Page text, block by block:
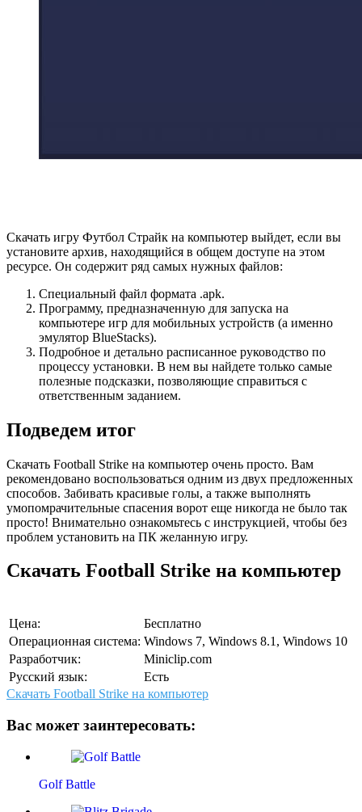
Скачать игру Футбол Страйк на компьютер выйдет, если вы
установите архив, находящийся в общем доступе на этом
ресурсе. Он содержит ряд самых нужных файлов:
Специальный файл формата .apk.
Программу, предназначенную для запуска на
компьютере игр для мобильных устройств (а именно
эмулятор BlueStacks).
Подробное и детально расписанное руководство по
процессу установки. В нем вы найдете только самые
полезные подсказки, позволяющие справиться с
ответственным заданием.
Подведем итог
Скачать Football Strike на компьютер очень просто. Вам
рекомендовано воспользоваться одним из двух предложенных
способов. Забивать красивые голы, а также выполнять
умопомрачительные спасения ворот еще никогда не было так
просто! Внимательно ознакомьтесь с инструкцией, чтобы без
проблем установить на ПК желанную игру.
Скачать Football Strike на компьютер
Цена:
Бесплатно
Операционная система: Windows 7, Windows 8.1, Windows 10
Разработчик:
Miniclip.com
Русский язык:
Есть
Скачать Football Strike на компьютер
Вас может заинтересовать:
Golf Battle